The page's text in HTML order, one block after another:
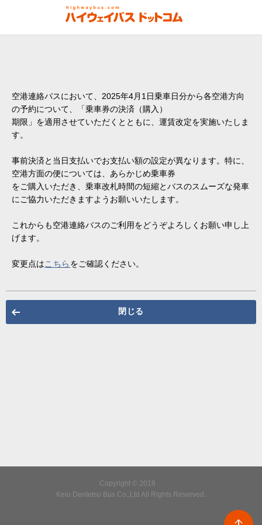
空港連絡バスにおいて、2025年4月1日乗車日分から各空港方向
の予約について、「乗車券の決済（購入）
期限」を適用させていただくとともに、運賃改定を実施いたしま
す。
事前決済と当日支払いでお支払い額の設定が異なります。特に、
空港方面の便については、あらかじめ乗車券
をご購入いただき、乗車改札時間の短縮とバスのスムーズな発車
にご協力いただきますようお願いいたします。
これからも空港連絡バスのご利用をどうぞよろしくお願い申し上
げます。
変更点はこちら をご確認ください。
閉じる
Copyright © 2018
Keio Dentetsu Bus Co.,Ltd All Rights Reserved.